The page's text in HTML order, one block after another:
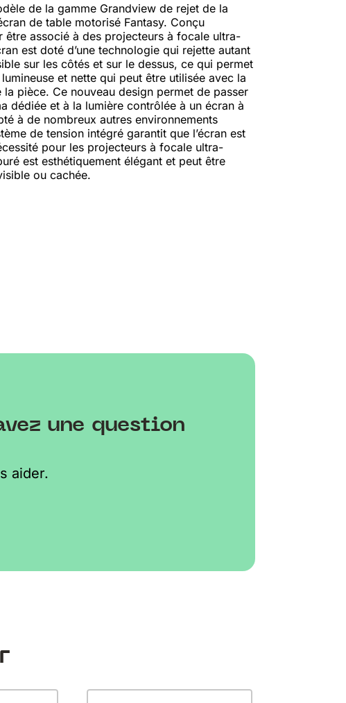
de la gamme Grandview de rejet de la
de table motorisé Fantasy. Conçu
être associé à des projecteurs à focale ultra-
est doté d’une technologie qui rejette autant
sur les côtés et sur le dessus, ce qui permet
et nette qui peut être utilisée avec la
la pièce. Ce nouveau design permet de passer
dédiée et à la lumière contrôlée à un écran à
à de nombreux autres environnements
de tension intégré garantit que l’écran est
pour les projecteurs à focale ultra-
est esthétiquement élégant et peut être
ou cachée.
une question
aider.